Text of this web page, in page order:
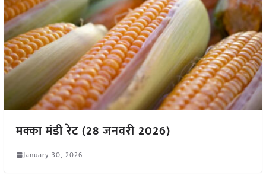
मक्का मंडी रेट (28 जनवरी 2026)
January 30, 2026